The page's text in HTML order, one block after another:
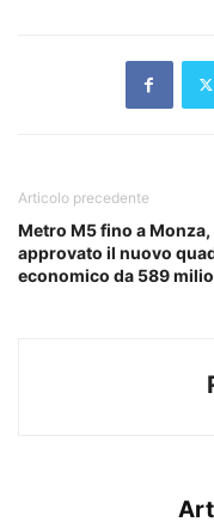
Articolo precedente
Metro M5 fino a Monza,
approvato il nuovo
economico da 589